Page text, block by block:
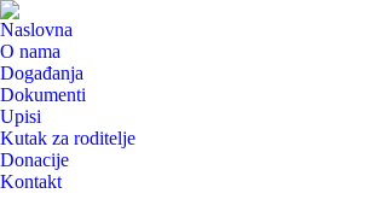
Naslovna
O nama
Događanja
Dokumenti
Upisi
Kutak za roditelje
Donacije
Kontakt